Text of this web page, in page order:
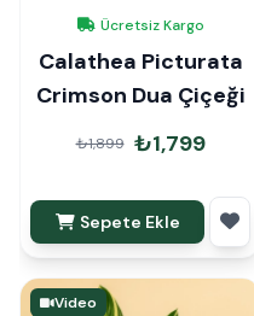
Ücretsiz Kargo
Calathea Picturata
Crimson Dua Çiçeği
₺1,899 ₺1,799
Sepete Ekle
Video